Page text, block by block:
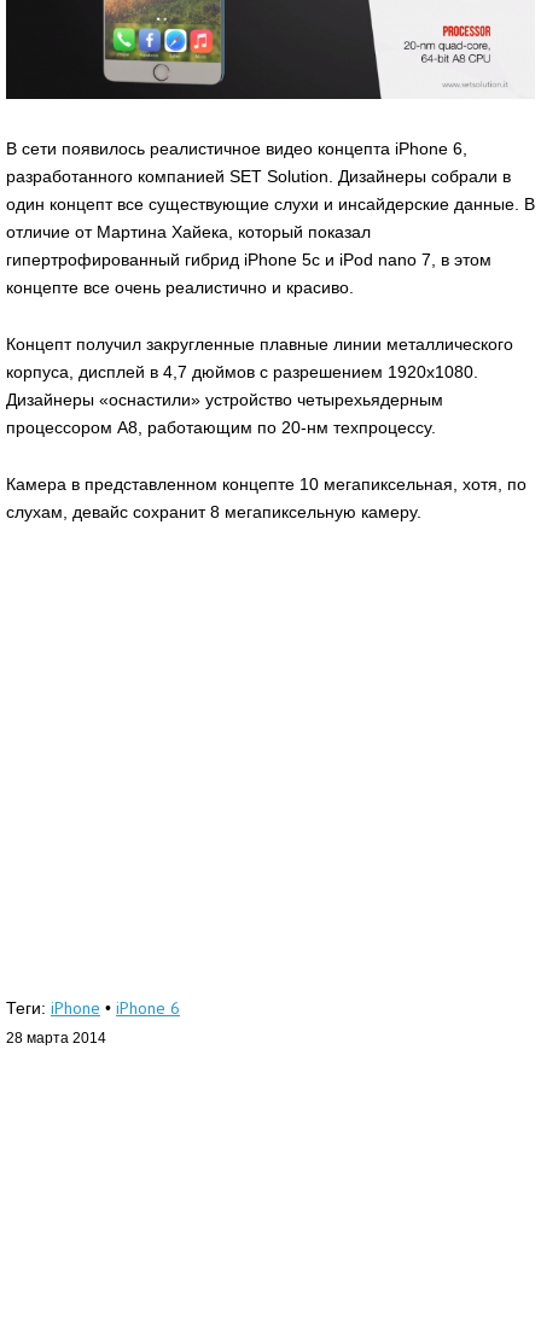
В сети появилось реалистичное видео концепта iPhone 6,
разработанного компанией SET Solution. Дизайнеры собрали в
один концепт все существующие слухи и инсайдерские данные. В
отличие от Мартина Хайека, который показал
гипертрофированный гибрид iPhone 5c и iPod nano 7, в этом
концепте все очень реалистично и красиво.
Концепт получил закругленные плавные линии металлического
корпуса, дисплей в 4,7 дюймов с разрешением 1920х1080.
Дизайнеры «оснастили» устройство четырехьядерным
процессором А8, работающим по 20-нм техпроцессу.
Камера в представленном концепте 10 мегапиксельная, хотя, по
слухам, девайс сохранит 8 мегапиксельную камеру.
Теги: iPhone • iPhone 6
28 марта 2014